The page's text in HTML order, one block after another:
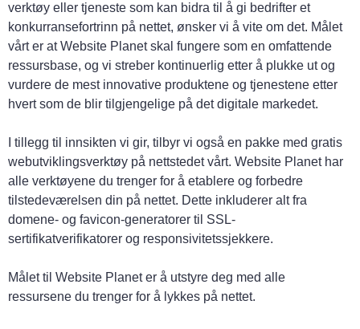
verktøy eller tjeneste som kan bidra til å gi bedrifter et
konkurransefortrinn på nettet, ønsker vi å vite om det. Målet
vårt er at Website Planet skal fungere som en omfattende
ressursbase, og vi streber kontinuerlig etter å plukke ut og
vurdere de mest innovative produktene og tjenestene etter
hvert som de blir tilgjengelige på det digitale markedet.
I tillegg til innsikten vi gir, tilbyr vi også en pakke med gratis
webutviklingsverktøy på nettstedet vårt. Website Planet har
alle verktøyene du trenger for å etablere og forbedre
tilstedeværelsen din på nettet. Dette inkluderer alt fra
domene- og favicon-generatorer til SSL-
sertifikatverifikatorer og responsivitetssjekkere.
Målet til Website Planet er å utstyre deg med alle
ressursene du trenger for å lykkes på nettet.